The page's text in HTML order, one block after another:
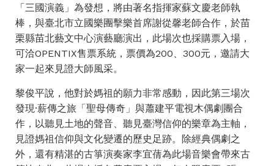
「三國演義」為發想，將由著名指揮家蘇文慶老師執
棒，與臺北市立國樂團擊樂首席謝從馨老師合作，於苗
栗縣苗北藝文中心演藝廳演出，此場次也採購票入場，
可洽OPENTIX售票系統，票價為200、300元，邀請大
家一起來見證大師風采。
黎俊平說，他對於媽祖的願力非常感動，因此第三場次
發現·薪傳之旅「聖母傳奇」與蕭建平電視木偶劇團合
作，以聽見土地的聲音、聽見臺灣信仰的樂章為主軸，
見證媽祖信仰與文化變遷的歷史足跡。除經典偶劇之
外，還有精湛的古箏演奏家李宜蒨為此場音樂會帶來古